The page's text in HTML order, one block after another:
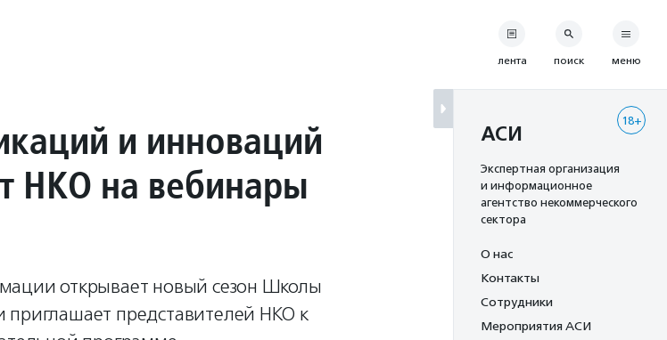
и инноваций
НКО на вебинары
открывает новый сезон Школы
представителей НКО к
лента поиск меню
18+
АСИ
Экспертная организация
и информационное
агентство некоммерческого
сектора
О нас
Контакты
Сотрудники
Мероприятия АСИ